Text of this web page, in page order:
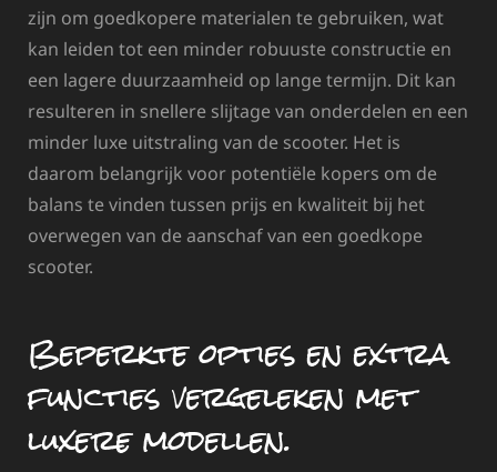
zijn om goedkopere materialen te gebruiken, wat
kan leiden tot een minder robuuste constructie en
een lagere duurzaamheid op lange termijn. Dit kan
resulteren in snellere slijtage van onderdelen en een
minder luxe uitstraling van de scooter. Het is
daarom belangrijk voor potentiële kopers om de
balans te vinden tussen prijs en kwaliteit bij het
overwegen van de aanschaf van een goedkope
scooter.
Beperkte opties en extra
functies vergeleken met
luxere modellen.